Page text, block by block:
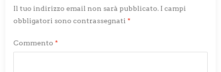
Il tuo indirizzo email non sarà pubblicato. I campi
obbligatori sono contrassegnati *
Commento *